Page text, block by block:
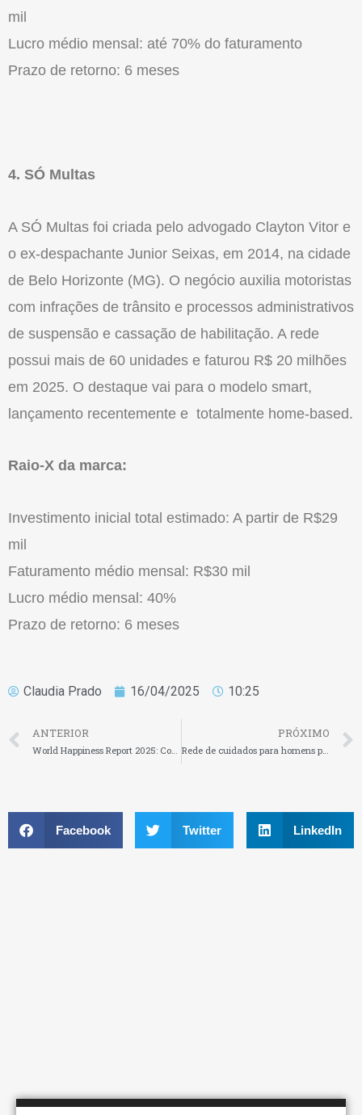
mil
Lucro médio mensal: até 70% do faturamento
Prazo de retorno: 6 meses
4. SÓ Multas
A SÓ Multas foi criada pelo advogado Clayton Vitor e
o ex-despachante Junior Seixas, em 2014, na cidade
de Belo Horizonte (MG). O negócio auxilia motoristas
com infrações de trânsito e processos administrativos
de suspensão e cassação de habilitação. A rede
possui mais de 60 unidades e faturou R$ 20 milhões
em 2025. O destaque vai para o modelo smart,
lançamento recentemente e totalmente home-based.
Raio-X da marca:
Investimento inicial total estimado: A partir de R$29
mil
Faturamento médio mensal: R$30 mil
Lucro médio mensal: 40%
Prazo de retorno: 6 meses
Claudia Prado 16/04/2025 10:25
ANTERIOR
World Happiness Report 2025: Como a pandemia mudou as conexões humanas e a nossa forma de ajudar os outros?
PRÓXIMO
Rede de cuidados para homens projeta abrir 500 clínicas em todo o país
Facebook Twitter LinkedIn